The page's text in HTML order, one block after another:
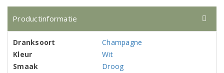
Productinformatie
Dranksoort
Champagne
Kleur
Wit
Smaak
Droog